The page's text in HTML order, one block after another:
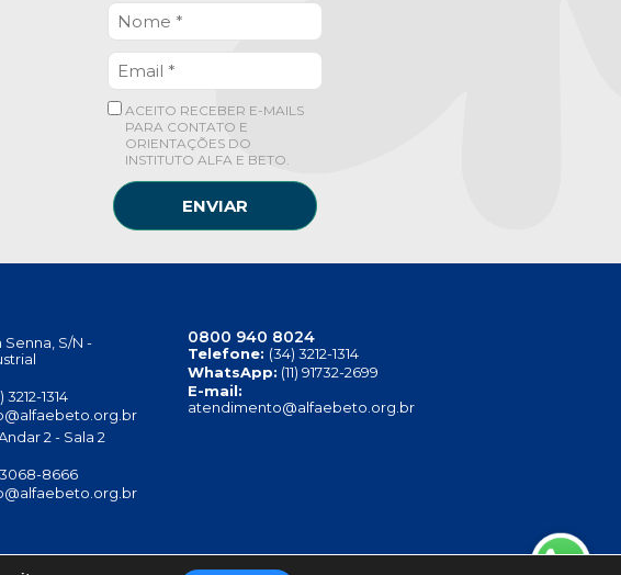
ACEITO RECEBER E-MAILS
PARA CONTATO E
ORIENTAÇÕES DO
INSTITUTO ALFA E BETO.
ENVIAR
Senna, S/N -
3212-1314
2 - Sala 2
3068-8666
0800 940 8024
Telefone: (34) 3212-1314
WhatsApp: (11) 91732-2699
E-mail:
atendimento@alfaebeto.org.br